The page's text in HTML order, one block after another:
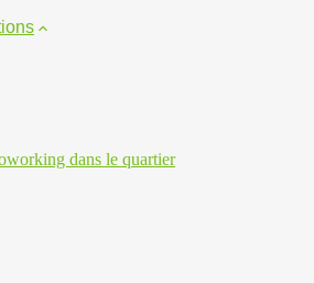
dans le quartier